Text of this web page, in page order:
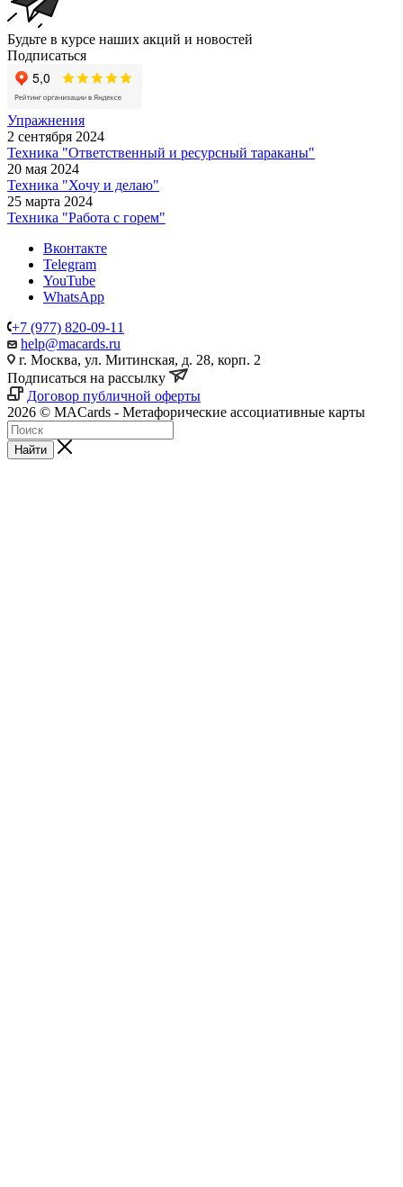
Будьте в курсе наших акций и новостей
Подписаться
Упражнения
2 сентября 2024
Техника "Ответственный и ресурсный тараканы"
20 мая 2024
Техника "Хочу и делаю"
25 марта 2024
Техника "Работа с горем"
Вконтакте
Telegram
YouTube
WhatsApp
+7 (977) 820-09-11
help@macards.ru
г. Москва, ул. Митинская, д. 28, корп. 2
Подписаться на рассылку
Договор публичной оферты
2026 © MACards - Метафорические ассоциативные карты
Найти